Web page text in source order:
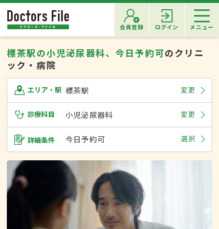
会員登録 ログイン メニュー
標茶駅の小児泌尿器科、今日予約可のクリニ
ック・病院
エリア・駅 標茶駅 変更
診療科目 小児泌尿器科 変更
詳細条件 今日予約可 選択